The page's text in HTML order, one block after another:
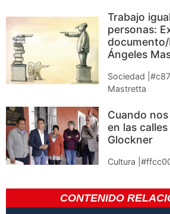
Trabajo
personas:
Ángeles
Sociedad
Mastretta
Cuando
en las
Glockner
Cultura
CONTENIDO